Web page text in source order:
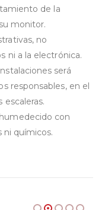
de la
monitor.
no
ni a la electrónica.
será
responsables, en el
con
ni químicos.